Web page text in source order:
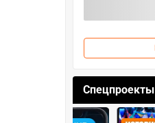
Спецпроекты